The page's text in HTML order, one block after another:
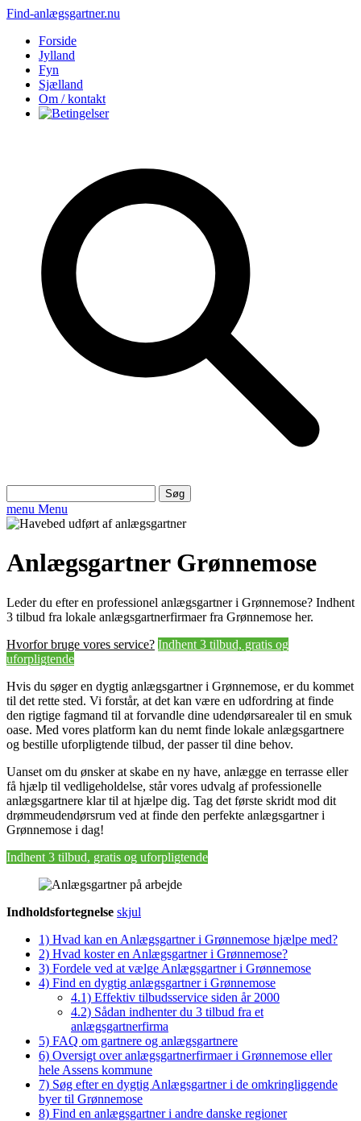
Find-anlægsgartner.nu
Forside
Jylland
Fyn
Sjælland
Om / kontakt
efter:
menu Menu
Anlægsgartner Grønnemose
Leder du efter en professionel anlægsgartner i Grønnemose? Indhent
3 tilbud fra lokale anlægsgartnerfirmaer fra Grønnemose her.
Hvorfor bruge vores service? Indhent 3 tilbud, gratis og
uforpligtende
Hvis du søger en dygtig anlægsgartner i Grønnemose, er du kommet
til det rette sted. Vi forstår, at det kan være en udfordring at finde
den rigtige fagmand til at forvandle dine udendørsarealer til en smuk
oase. Med vores platform kan du nemt finde lokale anlægsgartnere
og bestille uforpligtende tilbud, der passer til dine behov.
Uanset om du ønsker at skabe en ny have, anlægge en terrasse eller
få hjælp til vedligeholdelse, står vores udvalg af professionelle
anlægsgartnere klar til at hjælpe dig. Tag det første skridt mod dit
drømmeudendørsrum ved at finde den perfekte anlægsgartner i
Grønnemose i dag!
Indhent 3 tilbud, gratis og uforpligtende
Indholdsfortegnelse skjul
1) Hvad kan en Anlægsgartner i Grønnemose hjælpe med?
2) Hvad koster en Anlægsgartner i Grønnemose?
3) Fordele ved at vælge Anlægsgartner i Grønnemose
4) Find en dygtig anlægsgartner i Grønnemose
4.1) Effektiv tilbudsservice siden år 2000
4.2) Sådan indhenter du 3 tilbud fra et
anlægsgartnerfirma
5) FAQ om gartnere og anlægsgartnere
6) Oversigt over anlægsgartnerfirmaer i Grønnemose eller
hele Assens kommune
7) Søg efter en dygtig Anlægsgartner i de omkringliggende
byer til Grønnemose
8) Find en anlægsgartner i andre danske regioner